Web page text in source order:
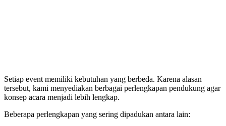
Setiap event memiliki kebutuhan yang berbeda. Karena alasan
tersebut, kami menyediakan berbagai perlengkapan pendukung agar
konsep acara menjadi lebih lengkap.
Beberapa perlengkapan yang sering dipadukan antara lain: